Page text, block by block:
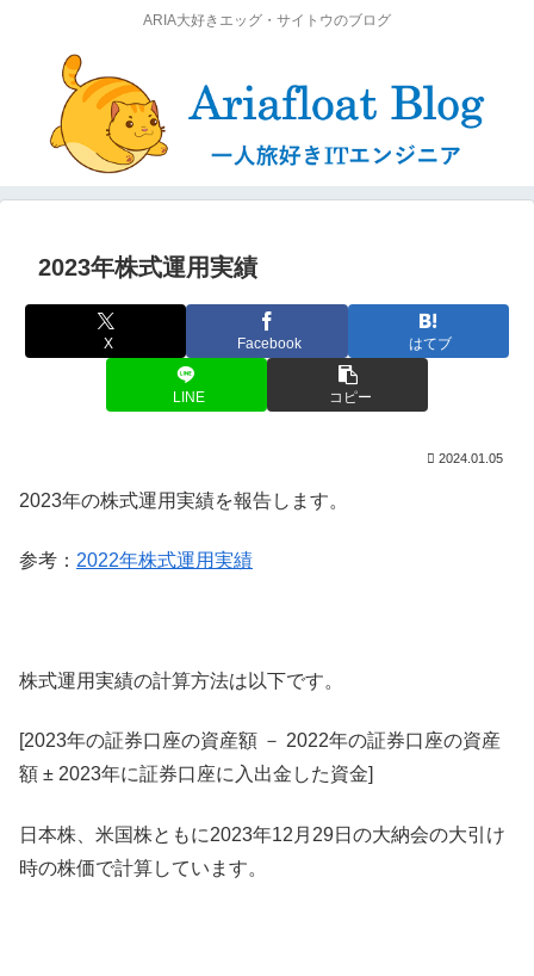
ARIA大好きエッグ・サイトウのブログ
2023年株式運用実績
X Facebook はてブ
LINE コピー
2024.01.05
2023年の株式運用実績を報告します。
参考： 2022年株式運用実績
株式運用実績の計算方法は以下です。
[2023年の証券口座の資産額 － 2022年の証券口座の資産
額 ± 2023年に証券口座に入出金した資金]
日本株、米国株ともに2023年12月29日の大納会の大引け
時の株価で計算しています。